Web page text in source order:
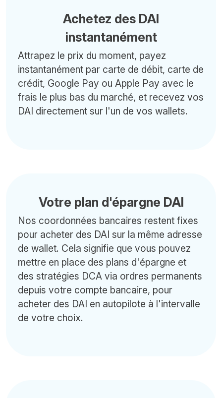
Achetez des DAI
instantanément
Attrapez le prix du moment, payez
instantanément par carte de débit, carte de
crédit, Google Pay ou Apple Pay avec le
frais le plus bas du marché, et recevez vos
DAI directement sur l'un de vos wallets.
Votre plan d'épargne DAI
Nos coordonnées bancaires restent fixes
pour acheter des DAI sur la même adresse
de wallet. Cela signifie que vous pouvez
mettre en place des plans d'épargne et
des stratégies DCA via ordres permanents
depuis votre compte bancaire, pour
acheter des DAI en autopilote à l'intervalle
de votre choix.